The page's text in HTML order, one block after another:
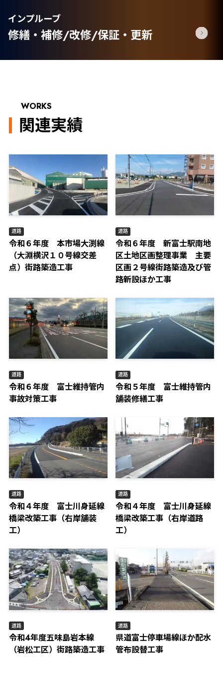
インプルーブ
修繕・補修/改修/保証・更新
WORKS
関連実績
道路
令和６年度 本市場大渕線
（大淵横沢１０号線交差
点）街路築造工事
道路
令和６年度 新富士駅南地
区土地区画整理事業 主要
区画２号線街路築造及び管
路新設ほか工事
道路
令和６年度 富士維持管内
事故対策工事
道路
令和５年度 富士維持管内
舗装修繕工事
道路
令和４年度 富士川身延線
橋梁改築工事（右岸舗装
工）
道路
令和４年度 富士川身延線
橋梁改築工事（右岸道路
工）
道路
令和4年度五味島岩本線
（岩松工区）街路築造工事
道路
県道富士停車場線ほか配水
管布設替工事